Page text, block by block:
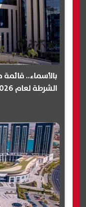
بالأسماء..
الشرطة لعام 2026 (إنفوجراف)